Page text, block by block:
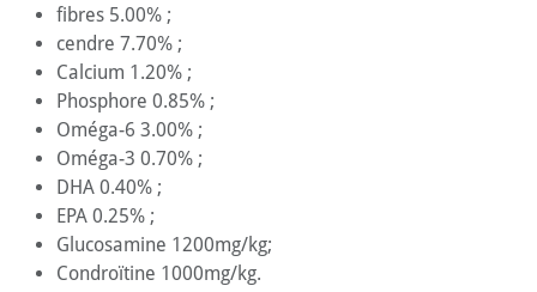
fibres 5.00% ;
cendre 7.70% ;
Calcium 1.20% ;
Phosphore 0.85% ;
Oméga-6 3.00% ;
Oméga-3 0.70% ;
DHA 0.40% ;
EPA 0.25% ;
Glucosamine 1200mg/kg;
Condroïtine 1000mg/kg.